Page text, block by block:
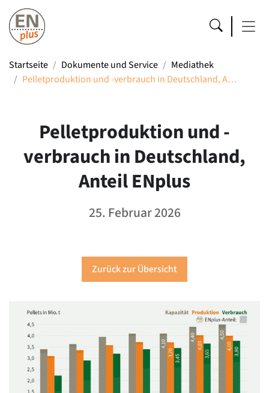
Startseite Dokumente und Service
Mediathek
Pelletproduktion und -verbrauch in Deutschland, A…
Pelletproduktion und -
verbrauch in Deutschland,
Anteil ENplus
25. Februar 2026
Zurück zur Übersicht